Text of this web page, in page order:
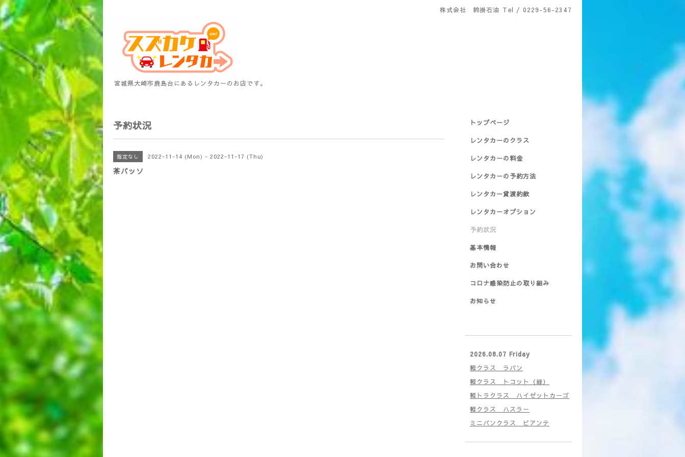
株式会社 鈴掛石油 Tel / 0229-56-2347
宮城県大崎市鹿島台にあるレンタカーのお店です。
予約状況
指定なし 2022-11-14 (Mon) - 2022-11-17 (Thu)
茶パッソ
トップページ
レンタカーのクラス
レンタカーの料金
レンタカーの予約方法
レンタカー貸渡約款
レンタカーオプション
予約状況
基本情報
お問い合わせ
コロナ感染防止の取り組み
お知らせ
2026.08.07 Friday
軽クラス ラパン
軽クラス トコット（緑）
軽トラクラス ハイゼットカーゴ
軽クラス ハスラー
ミニバンクラス ビアンテ